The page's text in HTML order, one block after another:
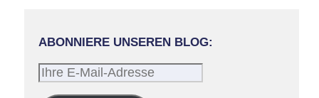
ABONNIERE UNSEREN BLOG:
Ihre